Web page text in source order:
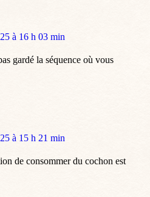
à 16 h 03 min
gardé la séquence où vous
à 15 h 21 min
de consommer du cochon est